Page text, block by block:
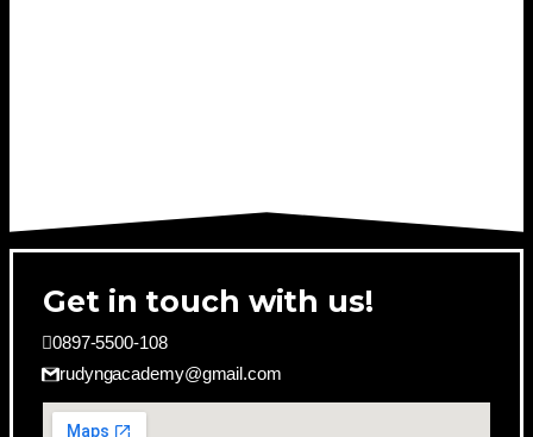
Get in touch with us!
0897-5500-108
rudyngacademy@gmail.com